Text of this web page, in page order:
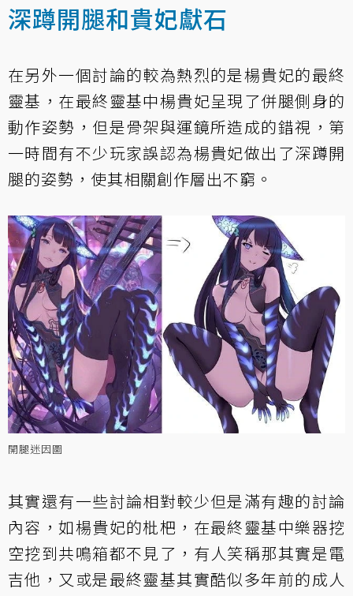
深蹲開腿和貴妃獻石
在另外一個討論的較為熱烈的是楊貴妃的最終
靈基，在最終靈基中楊貴妃呈現了併腿側身的
動作姿勢，但是骨架與運鏡所造成的錯視，第
一時間有不少玩家誤認為楊貴妃做出了深蹲開
腿的姿勢，使其相關創作層出不窮。
開腿迷因圖
其實還有一些討論相對較少但是滿有趣的討論
內容，如楊貴妃的枇杷，在最終靈基中樂器挖
空挖到共鳴箱都不見了，有人笑稱那其實是電
吉他，又或是最終靈基其實酷似多年前的成人